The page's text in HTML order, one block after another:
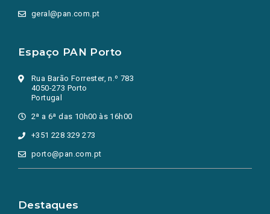
geral@pan.com.pt
Espaço PAN Porto
Rua Barão Forrester, n.º 783
4050-273 Porto
Portugal
2ª a 6ª das 10h00 às 16h00
+351 228 329 273
porto@pan.com.pt
Destaques